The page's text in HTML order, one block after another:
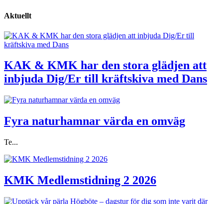
Aktuellt
KAK & KMK har den stora glädjen att
inbjuda Dig/Er till kräftskiva med Dans
Fyra naturhamnar värda en omväg
Te...
KMK Medlemstidning 2 2026